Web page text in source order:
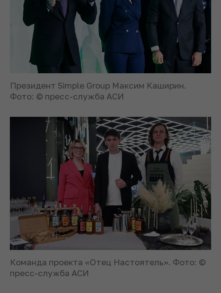
Президент Simple Group Максим Каширин.
Фото: © пресс-служба АСИ
Команда проекта «Отец Настоятель». Фото: ©
пресс-служба АСИ